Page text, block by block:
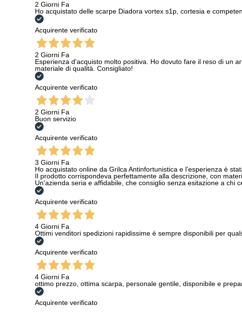
2 Giorni Fa
Ho acquistato delle scarpe Diadora vortex s1p, cortesia e
Acquirente verificato
2 Giorni Fa
Esperienza d'acquisto molto positiva. Ho dovuto fare il reso di un
materiale di qualità. Consigliato!
Acquirente verificato
2 Giorni Fa
Buon servizio
Acquirente verificato
3 Giorni Fa
Ho acquistato online da Grilca Antinfortunistica e l'esperienza è
Il prodotto corrispondeva perfettamente alla descrizione, con
Un'azienda seria e affidabile, che consiglio senza esitazione a chi
Acquirente verificato
4 Giorni Fa
Ottimi venditori spedizioni rapidissime è sempre disponibili per
Acquirente verificato
4 Giorni Fa
ottimo prezzo, ottima scarpa, personale gentile, disponibile e
Acquirente verificato